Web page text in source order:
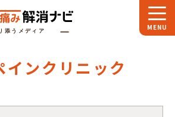
スペシャル対談
お役立ちコラム
インクリニック